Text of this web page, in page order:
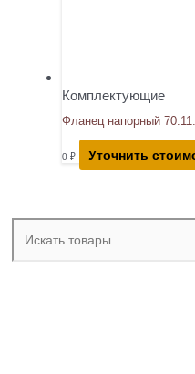
Поиск
Комплектующие
Фланец напорный
0 ₽ Уточнить